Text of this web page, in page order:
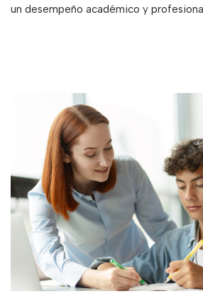
un desempeño académico y